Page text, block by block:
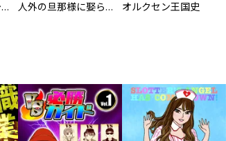
聖獣に育てられた少年の異世界ゆるり放浪記～神様からもらったチート魔法で、仲間たちとスローライフを満喫中～【分冊版】 人外の旦那様に娶られ毎晩ナカまで愛される…。アンソロジー オルクセン王国史